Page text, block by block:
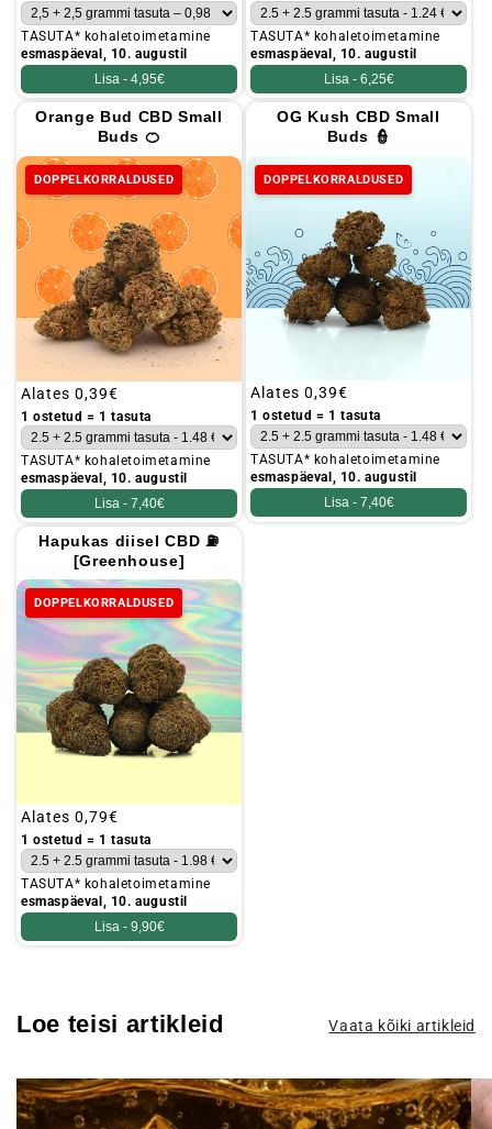
TASUTA* kohaletoimetamine
esmaspäeval, 10. augustil
Lisa - 4,95€
TASUTA* kohaletoimetamine
esmaspäeval, 10. augustil
Lisa - 6,25€
Orange Bud CBD Small
Buds 🍊
DOPPELKORRALDUSED
Tavaline
hind
Alates 0,39€
1 ostetud = 1 tasuta
TASUTA* kohaletoimetamine
esmaspäeval, 10. augustil
Lisa - 7,40€
OG Kush CBD Small
Buds 👮
DOPPELKORRALDUSED
Tavaline
hind
Alates 0,39€
1 ostetud = 1 tasuta
TASUTA* kohaletoimetamine
esmaspäeval, 10. augustil
Lisa - 7,40€
Hapukas diisel CBD ⛽
[Greenhouse]
DOPPELKORRALDUSED
Tavaline
hind
Alates 0,79€
1 ostetud = 1 tasuta
TASUTA* kohaletoimetamine
esmaspäeval, 10. augustil
Lisa - 9,90€
Loe teisi artikleid Vaata kõiki artikleid